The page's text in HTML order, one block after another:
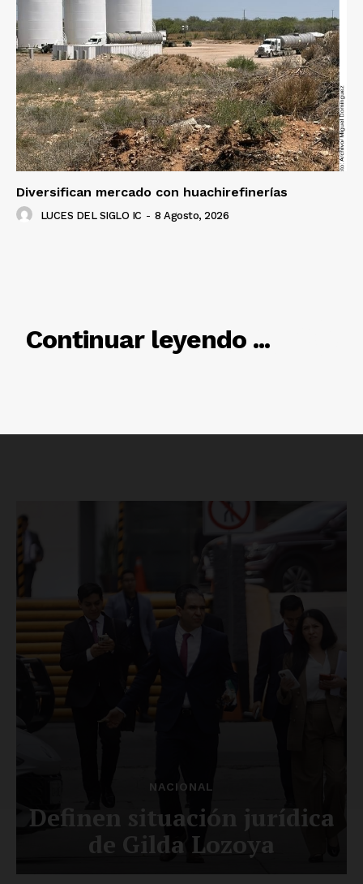
Luces
Del Siglo
Diversifican mercado con huachirefinerías
LUCES DEL SIGLO IC - 8 Agosto, 2026
Continuar leyendo ...
RELACIONADO